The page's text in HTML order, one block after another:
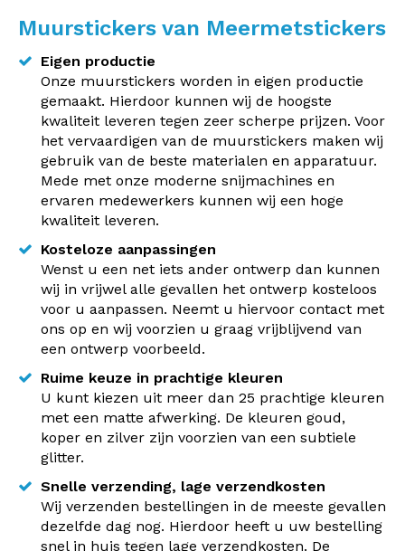
Muurstickers van Meermetstickers
Eigen productie
Onze muurstickers worden in eigen productie
gemaakt. Hierdoor kunnen wij de hoogste
kwaliteit leveren tegen zeer scherpe prijzen. Voor
het vervaardigen van de muurstickers maken wij
gebruik van de beste materialen en apparatuur.
Mede met onze moderne snijmachines en
ervaren medewerkers kunnen wij een hoge
kwaliteit leveren.
Kosteloze aanpassingen
Wenst u een net iets ander ontwerp dan kunnen
wij in vrijwel alle gevallen het ontwerp kosteloos
voor u aanpassen. Neemt u hiervoor contact met
ons op en wij voorzien u graag vrijblijvend van
een ontwerp voorbeeld.
Ruime keuze in prachtige kleuren
U kunt kiezen uit meer dan 25 prachtige kleuren
met een matte afwerking. De kleuren goud,
koper en zilver zijn voorzien van een subtiele
glitter.
Snelle verzending, lage verzendkosten
Wij verzenden bestellingen in de meeste gevallen
dezelfde dag nog. Hierdoor heeft u uw bestelling
snel in huis tegen lage verzendkosten. De